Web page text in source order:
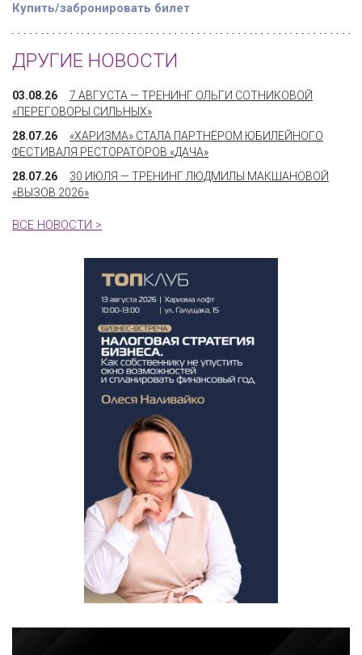
Купить/забронировать билет
ДРУГИЕ НОВОСТИ
03.08.26
7 АВГУСТА — ТРЕНИНГ ОЛЬГИ СОТНИКОВОЙ
«ПЕРЕГОВОРЫ СИЛЬНЫХ»
28.07.26
«ХАРИЗМА» СТАЛА ПАРТНЁРОМ ЮБИЛЕЙНОГО
ФЕСТИВАЛЯ РЕСТОРАТОРОВ «ДАЧА»
28.07.26
30 ИЮЛЯ — ТРЕНИНГ ЛЮДМИЛЫ МАКШАНОВОЙ
«ВЫЗОВ 2026»
ВСЕ НОВОСТИ >